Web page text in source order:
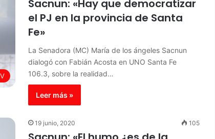
Sacnun: «Hay que democratizar
el PJ en la provincia de Santa
Fe»
La Senadora (MC) María de los ángeles Sacnun
dialogó con Fabián Acosta en UNO Santa Fe
106.3, sobre la realidad…
Leer más »
19 junio, 2020 105